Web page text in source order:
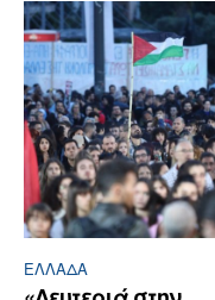
ΕΛΛΆΔΑ